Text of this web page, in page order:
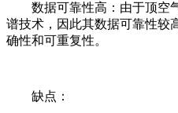
数据可靠性高：由于顶空
谱技术，因此其数据可靠性较
确性和可重复性。
缺点：